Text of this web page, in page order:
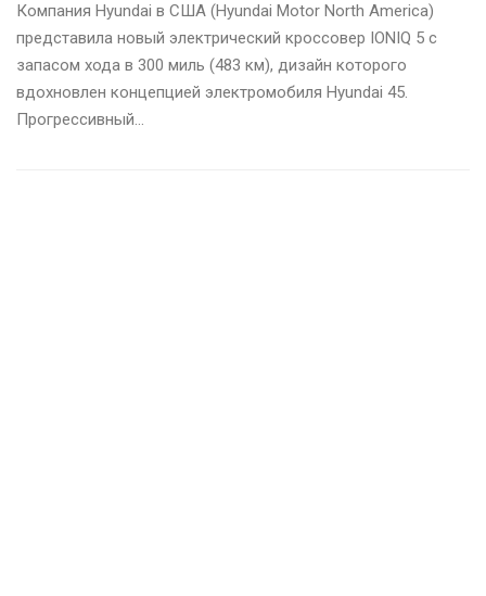
Компания Hyundai в США (Hyundai Motor North America)
представила новый электрический кроссовер IONIQ 5 с
запасом хода в 300 миль (483 км), дизайн которого
вдохновлен концепцией электромобиля Hyundai 45.
Прогрессивный…